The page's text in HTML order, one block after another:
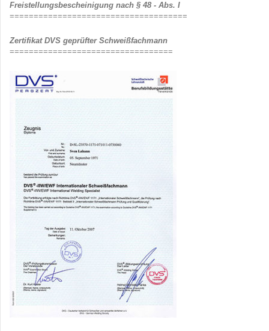
Freistellungsbescheinigung nach § 48 - Abs. I
=====================================
Zertifikat DVS geprüfter Schweißfachmann
==================================